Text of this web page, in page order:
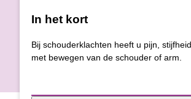
In het kort
Bij schouderklachten heeft u pijn,
met bewegen van de schouder of arm.